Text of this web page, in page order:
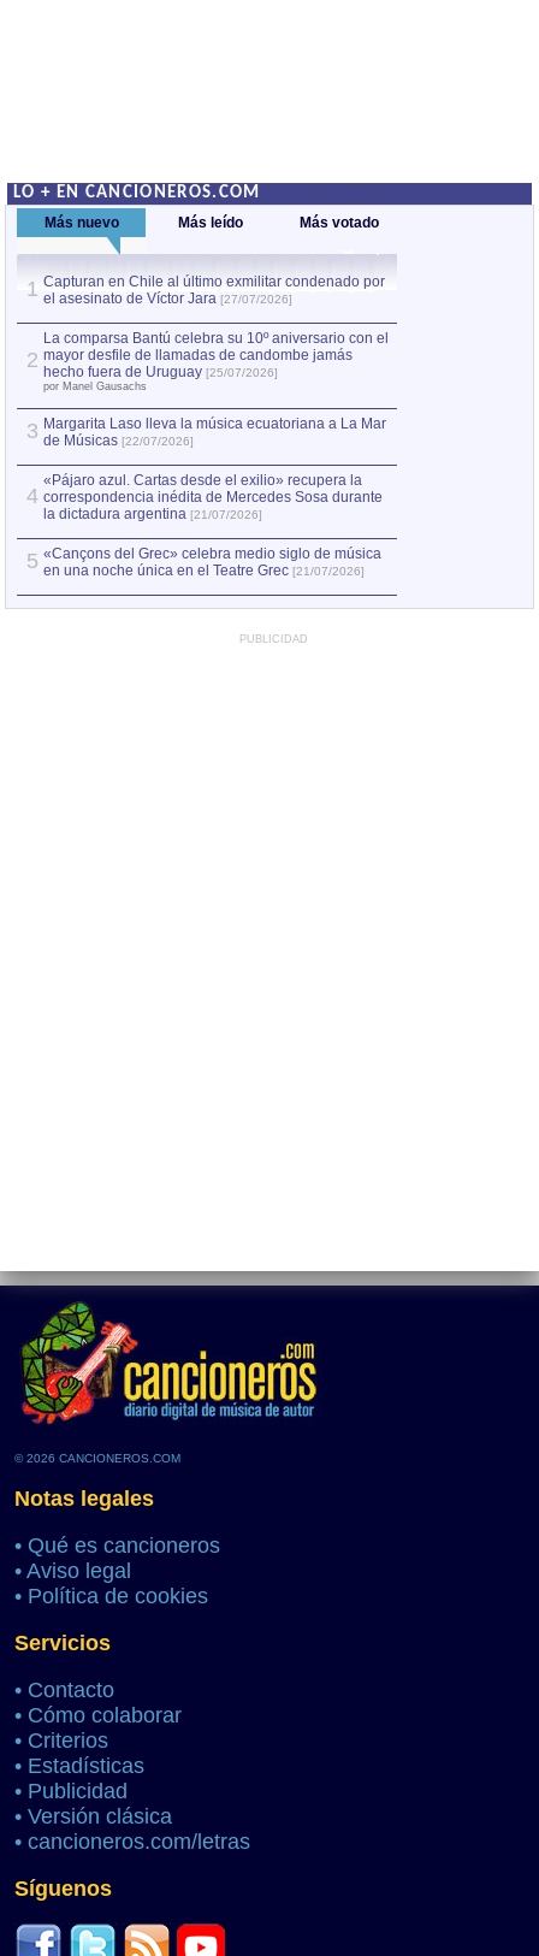
LO + EN CANCIONEROS.COM
Más nuevo Más leído Más votado
1 Capturan en Chile al último exmilitar condenado por
el asesinato de Víctor Jara [27/07/2026]
2
La comparsa Bantú celebra su 10º aniversario con el
mayor desfile de llamadas de candombe jamás
hecho fuera de Uruguay [25/07/2026]
por Manel Gausachs
3 Margarita Laso lleva la música ecuatoriana a La Mar
de Músicas [22/07/2026]
4
«Pájaro azul. Cartas desde el exilio» recupera la
correspondencia inédita de Mercedes Sosa durante
la dictadura argentina [21/07/2026]
5 «Cançons del Grec» celebra medio siglo de música
en una noche única en el Teatre Grec [21/07/2026]
PUBLICIDAD
© 2026 CANCIONEROS.COM
Notas legales
• Qué es cancioneros
• Aviso legal
• Política de cookies
Servicios
• Contacto
• Cómo colaborar
• Criterios
• Estadísticas
• Publicidad
• Versión clásica
• cancioneros.com/letras
Síguenos